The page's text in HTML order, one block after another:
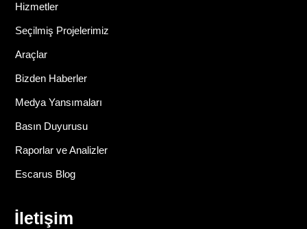
Hizmetler
Seçilmiş Projelerimiz
Araçlar
Bizden Haberler
Medya Yansımaları
Basın Duyurusu
Raporlar ve Analizler
Escarus Blog
İletişim